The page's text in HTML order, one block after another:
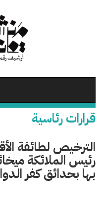
قرارات رئاسية
الترخيص لطائفة
رئيس الملائكة
بها بحدائق كفر